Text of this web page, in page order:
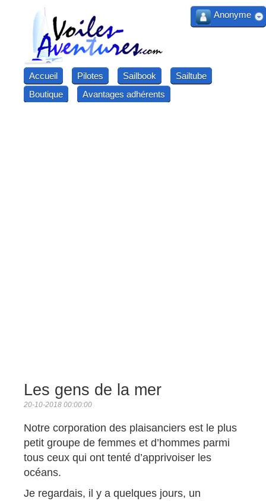
Accueil Pilotes Sailbook
Sailtube
Boutique
Avantages adhérents
Les gens de la mer
20-10-2018 00:00:00
Notre corporation des plaisanciers est le plus
petit groupe de femmes et d’hommes parmi
tous ceux qui ont tenté d’apprivoiser les
océans.
Je regardais, il y a quelques jours, un
Anonyme